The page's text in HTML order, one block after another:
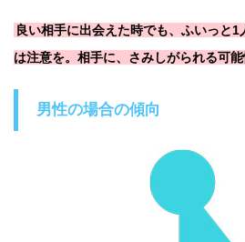
良い相手に出会えた時でも、ふいっと
は注意を。相手に、さみしがられる可
男性の場合の傾向